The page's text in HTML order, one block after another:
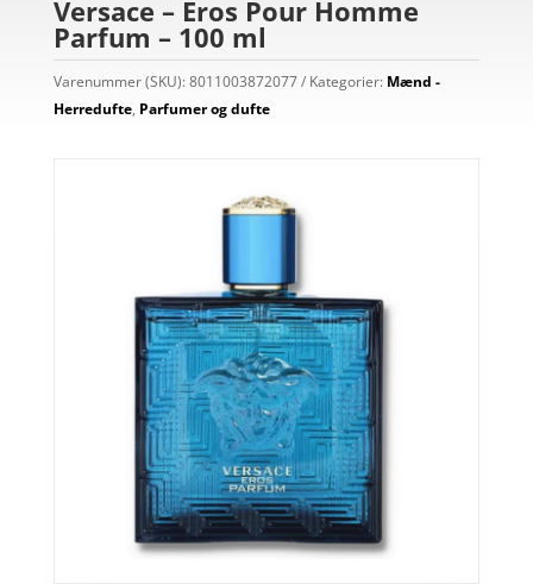
Versace – Eros Pour Homme
Parfum – 100 ml
Varenummer (SKU):8011003872077 Kategorier: Mænd -
Herredufte, Parfumer og dufte